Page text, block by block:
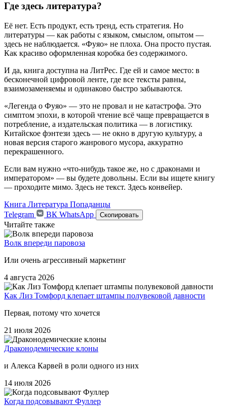
Где здесь литература?
Её нет. Есть продукт, есть тренд, есть стратегия. Но
литературы — как работы с языком, смыслом, опытом —
здесь не наблюдается. «Фуяо» не плоха. Она просто пустая.
Как красиво оформленная коробка без содержимого.
И да, книга доступна на ЛитРес. Где ей и самое место: в
бесконечной цифровой ленте, где все тексты равны,
взаимозаменяемы и одинаково быстро забываются.
«Легенда о Фуяо» — это не провал и не катастрофа. Это
симптом эпохи, в которой чтение всё чаще превращается в
потребление, а издательская политика — в логистику.
Китайское фэнтези здесь — не окно в другую культуру, а
новая версия старого жанрового мусора, аккуратно
перекрашенного.
Если вам нужно «что-нибудь такое же, но с драконами и
императором» — вы будете довольны. Если вы ищете книгу
— проходите мимо. Здесь не текст. Здесь конвейер.
Книга Литература Попаданцы
Telegram
ВК WhatsApp Скопировать
Читайте также
Волк впереди паровоза
Или очень агрессивный маркетинг
4 августа 2026
Как Лиз Томфорд клепает штампы полувековой давности
Первая, потому что хочется
21 июля 2026
Драконодемические клоны
и Алекса Карвей в роли одного из них
14 июля 2026
Когда подсовывают Фуллер